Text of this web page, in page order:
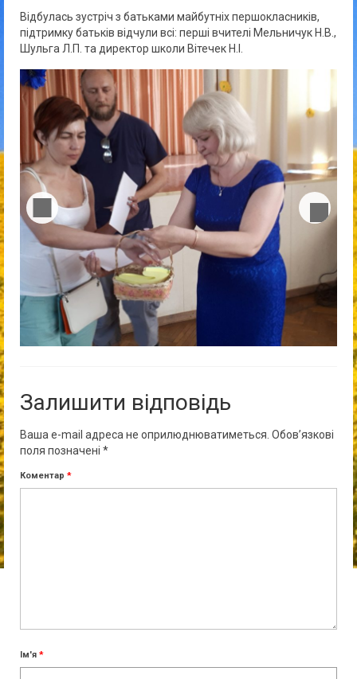
Відбулась зустріч з батьками майбутніх першокласників,
підтримку батьків відчули всі: перші вчителі Мельничук Н.В.,
Шульга Л.П. та директор школи Вітечек Н.І.
Залишити відповідь
Ваша e-mail адреса не оприлюднюватиметься. Обов’язкові
поля позначені *
Коментар *
Ім'я *